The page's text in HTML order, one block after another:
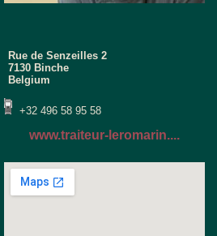
Rue de Senzeilles 2
7130 Binche
Belgium
+32 496 58 95 58
www.traiteur-leromarin....